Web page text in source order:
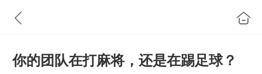
你的团队在打麻将，还是在踢足球？